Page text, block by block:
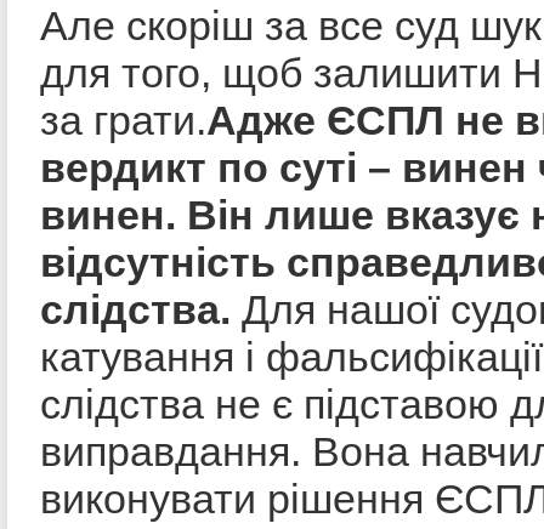
Але скоріш за все суд
для того, щоб залишити
за грати.Адже ЄСПЛ не
вердикт по суті – винен
винен. Він лише вказує
відсутність
слідства. Для нашої
катування і
слідства не є підставою
виправдання. Вона
виконувати рішення